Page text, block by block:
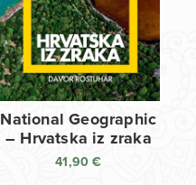
National Geographic
– Hrvatska iz zraka
41,90€